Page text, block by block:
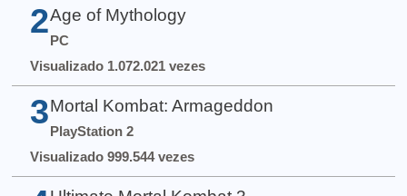
2 Age of Mythology
PC
Visualizado 1.072.021 vezes
3 Mortal Kombat: Armageddon
PlayStation 2
Visualizado 999.544 vezes